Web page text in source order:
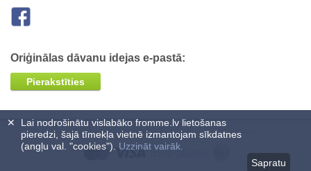
Oriģinālas dāvanu idejas e-pastā:
Pierakstīties
Lai nodrošinātu vislabāko fromme.lv lietošanas
pieredzi, šajā tīmekļa vietnē izmantojam sīkdatnes
(angļu val. "cookies"). Uzzināt vairāk.
Sapratu
✕